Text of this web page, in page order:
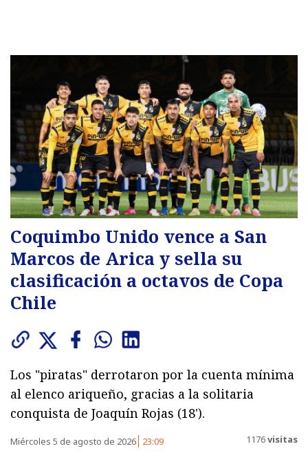
Coquimbo Unido vence a San
Marcos de Arica y sella su
clasificación a octavos de Copa
Chile
Los "piratas" derrotaron por la cuenta mínima
al elenco ariqueño, gracias a la solitaria
conquista de Joaquín Rojas (18').
Miércoles 5 de agosto de 2026 23:09 1176visitas